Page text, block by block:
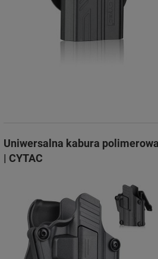
Uniwersalna kabura
| CYTAC